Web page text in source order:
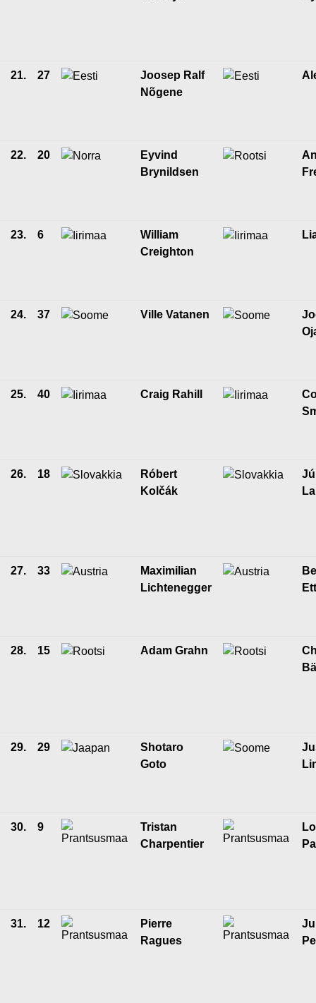
21. 27
Joosep Ralf
Nõgene
22. 20
Eyvind
Brynildsen
23. 6
William
Creighton
24. 37 Ville Vatanen
25. 40 Craig Rahill
26. 18
Róbert
Kolčák
27. 33
Maximilian
Lichtenegger
28. 15 Adam Grahn
29. 29
Shotaro
Goto
30. 9
Tristan
Charpentier
31. 12
Pierre
Ragues